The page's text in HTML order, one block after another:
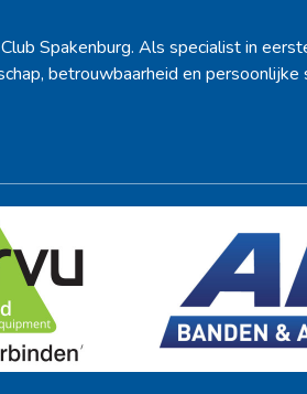
Spakenburg. Als specialist in
betrouwbaarheid en